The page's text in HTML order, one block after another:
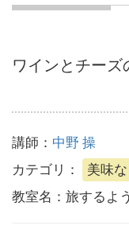
ワインとチーズ
講師： 中野 操
カテゴリ：
美味
教室名： 旅するよ